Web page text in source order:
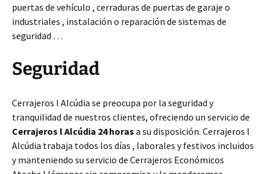
puertas de vehículo , cerraduras de puertas de garaje o
industriales , instalación o reparación de sistemas de
seguridad …
Seguridad
Cerrajeros l Alcúdia se preocupa por la seguridad y
tranquilidad de nuestros clientes, ofreciendo un servicio de
Cerrajeros l Alcúdia 24 horas a su disposición. Cerrajeros l
Alcúdia trabaja todos los días , laborales y festivos incluidos
y manteniendo su servicio de Cerrajeros Económicos